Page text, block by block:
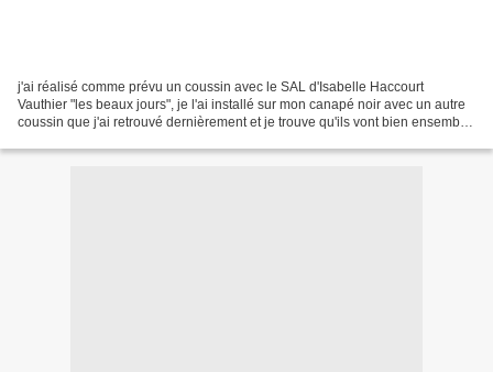
j'ai réalisé comme prévu un coussin avec le SAL d'Isabelle Haccourt
Vauthier "les beaux jours", je l'ai installé sur mon canapé noir avec un autre
coussin que j'ai retrouvé dernièrement et je trouve qu'ils vont bien ensemble